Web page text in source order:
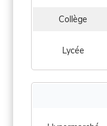
Collège
Lycée